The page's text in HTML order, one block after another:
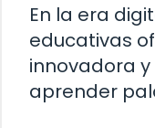
En la era
educativas
innovadora
aprender